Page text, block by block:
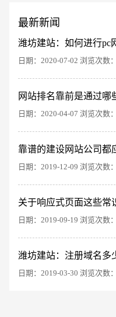
最新新闻
潍坊建站：如何进行pc
日期：2020-07-02 浏览次数
网站排名靠前是通过哪
日期：2020-04-07 浏览次数
靠谱的建设网站公司都
日期：2019-12-09 浏览次数
关于响应式页面这些常
日期：2019-09-19 浏览次数
潍坊建站：注册域名多
日期：2019-03-30 浏览次数
创意品牌型
电商及系统